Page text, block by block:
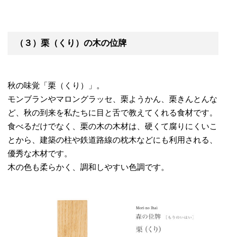
（３）栗（くり）の木の位牌
秋の味覚「栗（くり）」。
モンブランやマロングラッセ、栗ようかん、栗きんとんな
ど、秋の到来を私たちに目と舌で教えてくれる食材です。
食べるだけでなく、栗の木の木材は、硬くて腐りにくいこ
とから、建築の柱や鉄道路線の枕木などにも利用される、
優秀な木材です。
木の色も柔らかく、調和しやすい色調です。